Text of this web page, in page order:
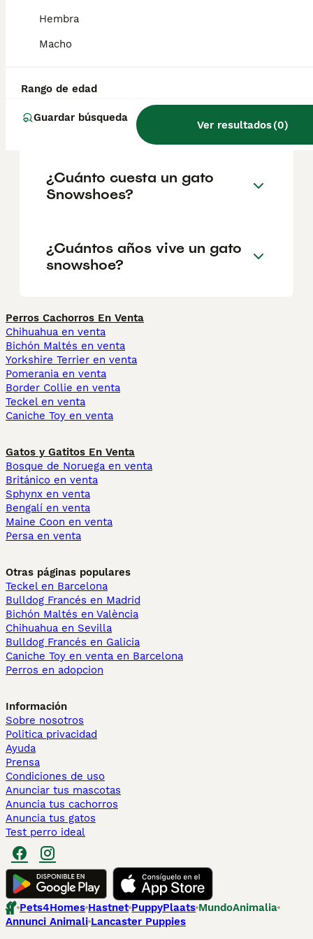
Hembra
Macho
Rango de edad
Guardar búsqueda
Ver resultados(0)
La cabeza tiene forma de triángulo
inclinados, y las orejas, bastante separadas,
¿El gato Snowshoe es de
raza pura?
¿Cuánto cuesta un gato
Snowshoes?
¿Cuántos años vive un gato
snowshoe?
Perros Cachorros En Venta
Chihuahua en venta
Bichón Maltés en venta
Yorkshire Terrier en venta
Pomerania en venta
Border Collie en venta
Teckel en venta
Caniche Toy en venta
Gatos y Gatitos En Venta
Bosque de Noruega en venta
Británico en venta
Sphynx en venta
Bengalí en venta
Maine Coon en venta
Persa en venta
Otras páginas populares
Teckel en Barcelona
Bulldog Francés en Madrid
Bichón Maltés en València
Chihuahua en Sevilla
Bulldog Francés en Galicia
Caniche Toy en venta en Barcelona
Perros en adopcion
Información
Sobre nosotros
Politica privacidad
Ayuda
Prensa
Condiciones de uso
Anunciar tus mascotas
Anuncia tus cachorros
Anuncia tus gatos
Test perro ideal
Pets4Homes Hastnet PuppyPlaats MundoAnimalia
Annunci Animali Lancaster Puppies